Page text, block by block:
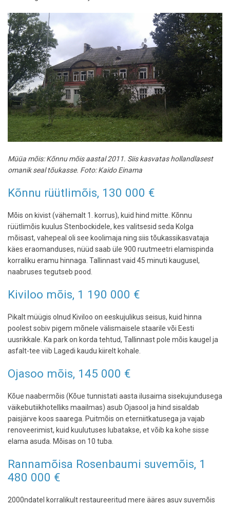
Müüa mõis: Kõnnu mõis aastal 2011. Siis kasvatas hollandlasest
omanik seal tõukasse. Foto: Kaido Einama
Kõnnu rüütlimõis, 130 000 €
Mõis on kivist (vähemalt 1. korrus), kuid hind mitte. Kõnnu
rüütlimõis kuulus Stenbockidele, kes valitsesid seda Kolga
mõisast, vahepeal oli see koolimaja ning siis tõukassikasvataja
käes eraomanduses, nüüd saab üle 900 ruutmeetri elamispinda
korraliku eramu hinnaga. Tallinnast vaid 45 minuti kaugusel,
naabruses tegutseb pood.
Kiviloo mõis, 1 190 000 €
Pikalt müügis olnud Kiviloo on eeskujulikus seisus, kuid hinna
poolest sobiv pigem mõnele välismaisele staarile või Eesti
uusrikkale. Ka park on korda tehtud, Tallinnast pole mõis kaugel ja
asfalt-tee viib Lagedi kaudu kiirelt kohale.
Ojasoo mõis, 145 000 €
Kõue naabermõis (Kõue tunnistati aasta ilusaima sisekujundusega
väikebutiikhotelliks maailmas) asub Ojasool ja hind sisaldab
paisjärve koos saarega. Puitmõis on eterniitkatusega ja vajab
renoveerimist, kuid kuulutuses lubatakse, et võib ka kohe sisse
elama asuda. Mõisas on 10 tuba.
Rannamõisa Rosenbaumi suvemõis, 1
480 000 €
2000ndatel korralikult restaureeritud mere ääres asuv suvemõis